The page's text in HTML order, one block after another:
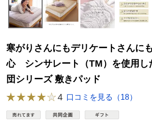
寒がりさんにもデリケートさんに
心 シンサレート（TM）を使用し
団シリーズ 敷きパッド
4 口コミを見る（18）